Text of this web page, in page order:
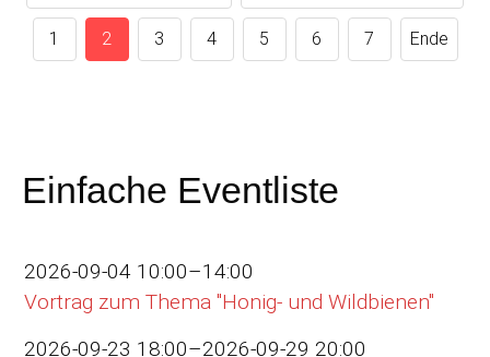
1 2 3 4 5 6 7 Ende
Einfache Eventliste
2026-09-04 10:00–14:00
Vortrag zum Thema "Honig- und Wildbienen"
2026-09-23 18:00–2026-09-29 20:00